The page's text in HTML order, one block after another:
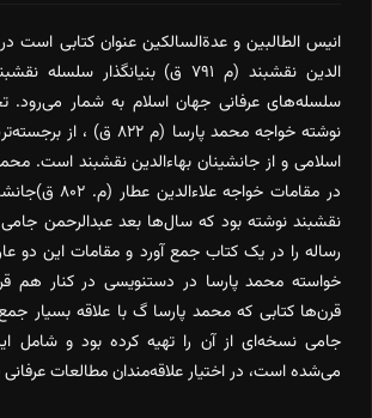
انيس الطالبين و عدة‌السالکین عنوان کتابی است
الدین نقشبند (م ۷۹۱ ق) بنیانگذار
سلسله‌های عرفانی جهان اسلام به شمار می‌رود.
نوشته خواجه محمد پارسا (م
اسلامی و از جانشینان بهاء‌الدین نقشبند است.
در مقامات خواجه
رساله را در یک کتاب جمع آورد و مقامات این دو
خواسته محمد پارسا در دستنویسی در کنار هم
قرن‌ها کتابی که محمد پارسا گ با علاقه بسیار جمع
جامی نسخه‌ای از آن را تهیه کرده بود و شامل
می‌شده است، در اختیار علاقه‌مندان مطالعات عرفانی